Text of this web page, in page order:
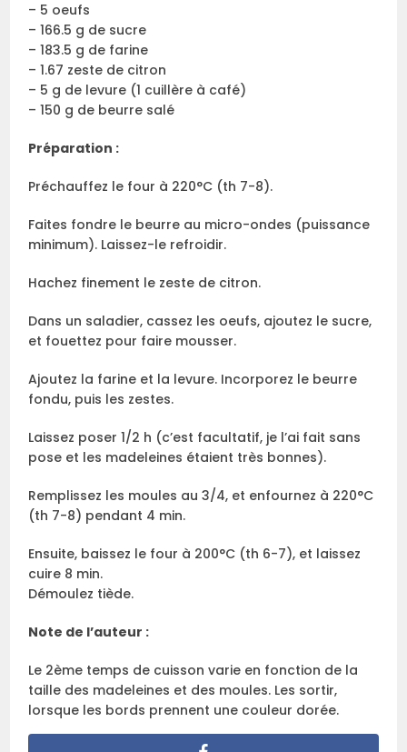
– 5 oeufs
– 166.5 g de sucre
– 183.5 g de farine
– 1.67 zeste de citron
– 5 g de levure (1 cuillère à café)
– 150 g de beurre salé
Préparation :
Préchauffez le four à 220°C (th 7-8).
Faites fondre le beurre au micro-ondes (puissance
minimum). Laissez-le refroidir.
Hachez finement le zeste de citron.
Dans un saladier, cassez les oeufs, ajoutez le sucre,
et fouettez pour faire mousser.
Ajoutez la farine et la levure. Incorporez le beurre
fondu, puis les zestes.
Laissez poser 1/2 h (c’est facultatif, je l’ai fait sans
pose et les madeleines étaient très bonnes).
Remplissez les moules au 3/4, et enfournez à 220°C
(th 7-8) pendant 4 min.
Ensuite, baissez le four à 200°C (th 6-7), et laissez
cuire 8 min.
Démoulez tiède.
Note de l’auteur :
Le 2ème temps de cuisson varie en fonction de la
taille des madeleines et des moules. Les sortir,
lorsque les bords prennent une couleur dorée.